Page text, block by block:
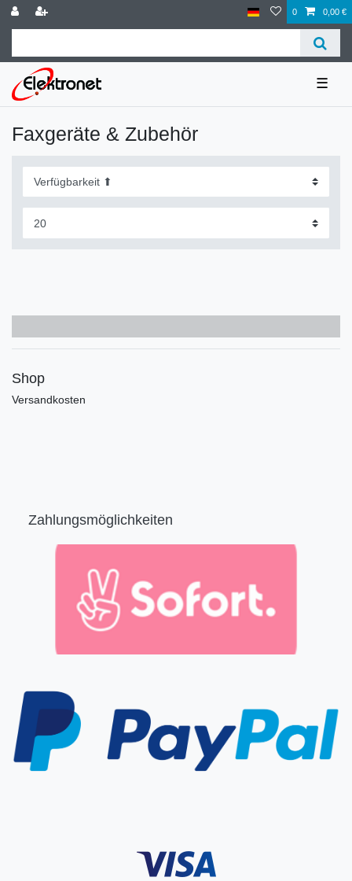
0 0,00 €
☰
Faxgeräte & Zubehör
Shop
Versandkosten
Zahlungsmöglichkeiten